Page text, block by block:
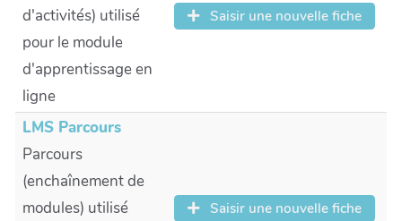
d'activités) utilisé
pour le module
d'apprentissage en
ligne
Saisir une nouvelle fiche
LMS Parcours
Parcours
(enchaînement de
modules) utilisé
Saisir une nouvelle fiche